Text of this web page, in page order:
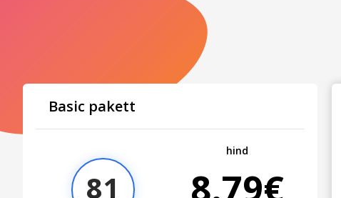
Basic pakett
81
hind